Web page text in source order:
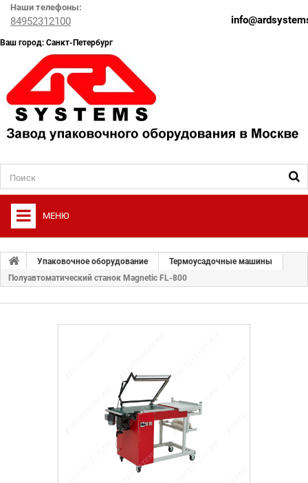
Наши телефоны:
84952312100
Ваш город: Санкт-Петербург
МЕНЮ
+
О ФИРМЕ
УПАКОВОЧНОЕ ОБОРУДОВАНИЕ
Упаковочное оборудование
Термоусадочные машины
Полуавтоматический станок Magnetic FL-800